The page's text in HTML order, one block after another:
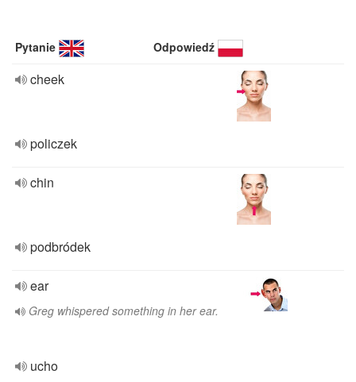
Pytanie Odpowiedź
cheek
policzek
chin
podbródek
ear
Greg whispered something in her ear.
ucho